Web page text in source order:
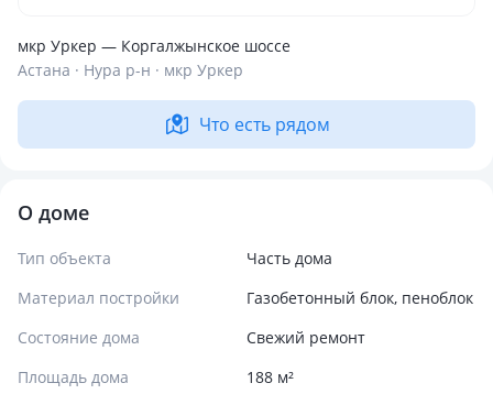
мкр Уркер — Коргалжынское шоссе
Астана · Нура р-н · мкр Уркер
Что есть рядом
О доме
Тип объекта
Часть дома
Материал постройки
Газобетонный блок, пеноблок
Состояние дома
Свежий ремонт
Площадь дома
188 м²